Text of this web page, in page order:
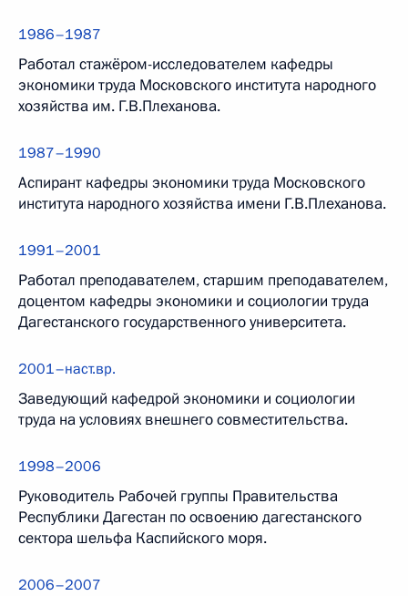
1986–1987
Работал стажёром-исследователем кафедры
экономики труда Московского института народного
хозяйства им. Г.В.Плеханова.
1987–1990
Аспирант кафедры экономики труда Московского
института народного хозяйства имени Г.В.Плеханова.
1991–2001
Работал преподавателем, старшим преподавателем,
доцентом кафедры экономики и социологии труда
Дагестанского государственного университета.
2001–наст.вр.
Заведующий кафедрой экономики и социологии
труда на условиях внешнего совместительства.
1998–2006
Руководитель Рабочей группы Правительства
Республики Дагестан по освоению дагестанского
сектора шельфа Каспийского моря.
2006–2007